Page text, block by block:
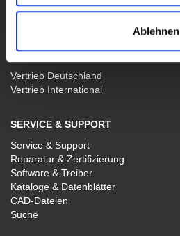
Ablehnen
Sondergeräte
VERTRIEB
Vertrieb Deutschland
Vertrieb International
SERVICE & SUPPORT
Service & Support
Reparatur & Zertifizierung
Software & Treiber
Kataloge & Datenblätter
CAD-Dateien
Suche